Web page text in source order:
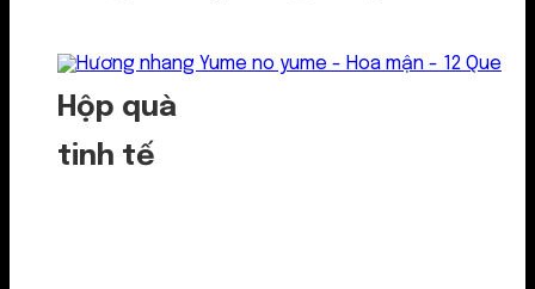
Hộp quà
tinh tế